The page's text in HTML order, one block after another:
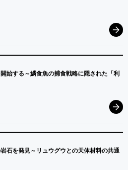
開始する ～鱗食魚の捕食戦略に隠された 「利
岩石を発見～ リュウグウ との天体材料の共通